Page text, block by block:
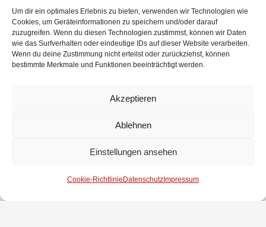
Um dir ein optimales Erlebnis zu bieten, verwenden wir Technologien wie
Cookies, um Geräteinformationen zu speichern und/oder darauf
zuzugreifen. Wenn du diesen Technologien zustimmst, können wir Daten
wie das Surfverhalten oder eindeutige IDs auf dieser Website verarbeiten.
Wenn du deine Zustimmung nicht erteilst oder zurückziehst, können
bestimmte Merkmale und Funktionen beeinträchtigt werden.
Akzeptieren
Ablehnen
Einstellungen ansehen
Cookie-Richtlinie Datenschutz Impressum
Gemeindejugendfeuerwehrwart Maik Hollwedel
über die Gemeindejugendfeuerwehr. Der
Kreisfeuerwehrverbandsvorsitzende Norbert
Warnke überbringt Grüße vom Kreisbrandmeister
Die erste Gemeinderätin Frau Scharrelmann
Heilgenrode soll 2024 mit Einbindung von
2025 gebaut werden.